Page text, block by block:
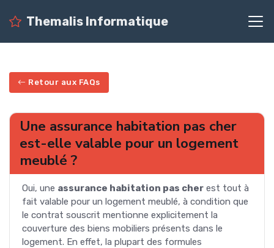
Themalis Informatique
Retour aux FAQs
Une assurance habitation pas cher
est-elle valable pour un logement
meublé ?
Oui, une assurance habitation pas cher est tout à
fait valable pour un logement meublé, à condition que
le contrat souscrit mentionne explicitement la
couverture des biens mobiliers présents dans le
logement. En effet, la plupart des formules